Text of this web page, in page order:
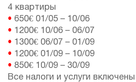
4 квартиры
• 650€ 01/05 – 10/06
• 1200€ 10/06 – 06/07
• 1300€ 06/07 – 01/09
• 1200€ 01/09 – 10/09
• 850€ 10/09 – 30/09
Все налоги и услуги